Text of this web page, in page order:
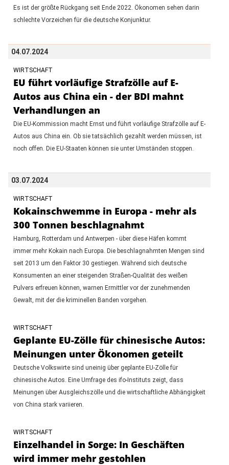
Es ist der größte Rückgang seit Ende 2022. Ökonomen sehen darin
schlechte Vorzeichen für die deutsche Konjunktur.
04.07.2024
WIRTSCHAFT
EU führt vorläufige Strafzölle auf E-
Autos aus China ein - der BDI mahnt
Verhandlungen an
Die EU-Kommission macht Ernst und führt vorläufige Strafzölle auf E-
Autos aus China ein. Ob sie tatsächlich gezahlt werden müssen, ist
noch offen. Die EU-Staaten können sie unter Umständen stoppen.
03.07.2024
WIRTSCHAFT
Kokainschwemme in Europa - mehr als
300 Tonnen beschlagnahmt
Hamburg, Rotterdam und Antwerpen - über diese Häfen kommt
immer mehr Kokain nach Europa. Die beschlagnahmten Mengen sind
seit 2013 um den Faktor 30 gestiegen. Während sich deutsche
Konsumenten an einer steigenden Straßen-Qualität des weißen
Pulvers erfreuen können, warnen Ermittler vor der zunehmenden
Gewalt, mit der die kriminellen Banden vorgehen.
WIRTSCHAFT
Geplante EU-Zölle für chinesische Autos:
Meinungen unter Ökonomen geteilt
Deutsche Volkswirte sind uneinig über geplante EU-Zölle für
chinesische Autos. Eine Umfrage des ifo-Instituts zeigt, dass
Meinungen über Ausgleichszölle und die wirtschaftliche Abhängigkeit
von China stark variieren.
WIRTSCHAFT
Einzelhandel in Sorge: In Geschäften
wird immer mehr gestohlen